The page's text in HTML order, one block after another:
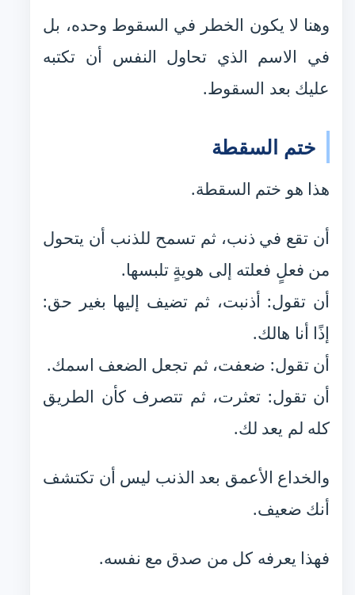
وهنا لا يكون الخطر في السقوط وحده، بل
في الاسم الذي تحاول النفس أن تكتبه
عليك بعد السقوط.
ختم السقطة
هذا هو ختم السقطة.
أن تقع في ذنب، ثم تسمح للذنب أن يتحول
من فعلٍ فعلته إلى هويةٍ تلبسها.
أن تقول: أذنبت، ثم تضيف إليها بغير حق:
إذًا أنا هالك.
أن تقول: ضعفت، ثم تجعل الضعف اسمك.
أن تقول: تعثرت، ثم تتصرف كأن الطريق
كله لم يعد لك.
والخداع الأعمق بعد الذنب ليس أن تكتشف
أنك ضعيف.
فهذا يعرفه كل من صدق مع نفسه.